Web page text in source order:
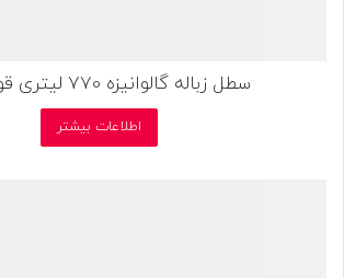
سطل زباله گالوانیزه 770 لیتری قوس دار
اطلاعات بیشتر